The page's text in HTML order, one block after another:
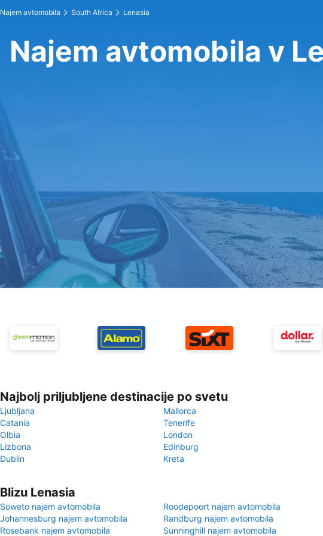
Najem avtomobila South Africa Lenasia
Najem avtomobila v
Najbolj priljubljene destinacije po svetu
Ljubljana
Mallorca
Catania
Tenerife
Olbia
London
Lizbona
Edinburg
Dublin
Kreta
Blizu Lenasia
Soweto najem avtomobila
Roodepoort najem avtomobila
Johannesburg najem avtomobila
Randburg najem avtomobila
Rosebank najem avtomobila
Sunninghill najem avtomobila